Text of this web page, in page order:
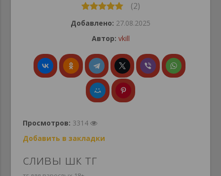
(2)
Добавлено: 27.08.2025
Автор: vkill
Просмотров: 3314
Добавить в закладки
сливы шк тг